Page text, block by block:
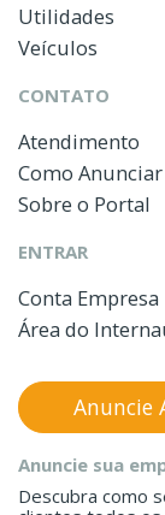
Utilidades
Veículos
CONTATO
Atendimento
Como Anunciar
Sobre o Portal
ENTRAR
Conta Empresa
Área do
Anuncie sua
Descubra como
Anuncie